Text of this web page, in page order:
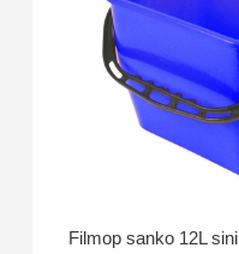
Filmop sanko 12L